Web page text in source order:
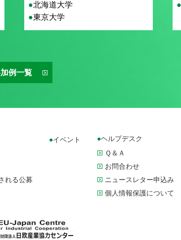
北海道大学
東京大学
例一覧
れる公募
イベント
ヘルプデスク
Ｑ＆Ａ
お問合わせ
ニュースレター申込み
個人情報保護について